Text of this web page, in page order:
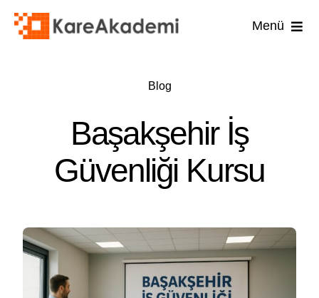
Skip
Menü
Blog
Başakşehir İş
Güvenliği Kursu